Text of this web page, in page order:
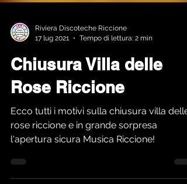
17 lug 2021
Tempo di lettura: 2 min
Chiusura Villa delle
Rose Riccione
Ecco tutti i motivi sulla chiusura villa delle
rose riccione e in grande sorpresa
l'apertura sicura Musica Riccione!